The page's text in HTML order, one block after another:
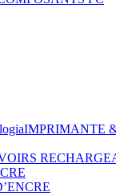
IMPRIMANTE